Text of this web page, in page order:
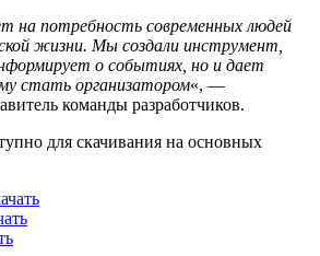
на потребность современных людей
жизни. Мы создали инструмент,
о событиях, но и дает
стать организатором«, —
команды разработчиков.
для скачивания на основных